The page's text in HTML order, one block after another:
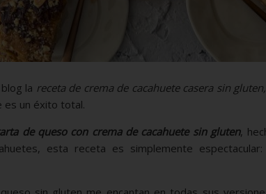
la receta de crema de cacahuete casera sin gluten,
es un éxito total.
de queso con crema de cacahuete sin gluten,
esta receta es simplemente